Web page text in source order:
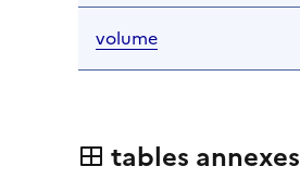
volume
tables annexes